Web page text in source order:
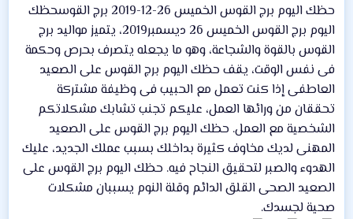
حظك اليوم برج القوس الخميس 26-12-2019 برج القوسحظك
اليوم برج القوس الخميس 26 ديسمبر2019، يتميز مواليد برج
القوس بالقوة والشجاعة، وهو ما يجعله يتصرف بحرص وحكمة
فى نفس الوقت، يقف حظك اليوم برج القوس على الصعيد
العاطفى إذا كنت تعمل مع الحبيب فى وظيفة مشتركة
تحققان من ورائها العمل، عليكم تجنب تشابك مشكلاتكم
الشخصية مع العمل. حظك اليوم برج القوس على الصعيد
المهنى لديك مخاوف كثيرة بداخلك بسبب عملك الجديد، عليك
الهدوء والصبر لتحقيق النجاح فيه. حظك اليوم برج القوس على
الصعيد الصحى القلق الدائم وقلة النوم يسببان مشكلات
صحية لجسدك.